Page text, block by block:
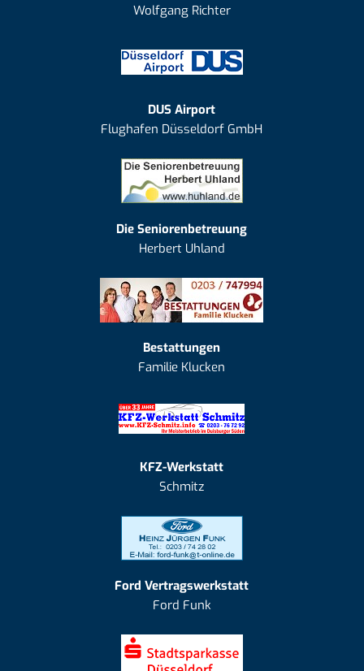
Wolfgang Richter
DUS Airport
Flughafen Düsseldorf GmbH
Die Seniorenbetreuung
Herbert Uhland
Bestattungen
Familie Klucken
KFZ-Werkstatt
Schmitz
Ford Vertragswerkstatt
Ford Funk